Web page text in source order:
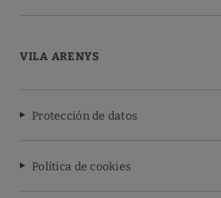
VILA ARENYS
Protección de datos
Política de cookies